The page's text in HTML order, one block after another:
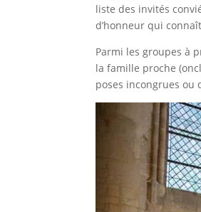
liste des invités
d’honneur qui
Parmi les groupes à
la famille proche
poses incongrues ou